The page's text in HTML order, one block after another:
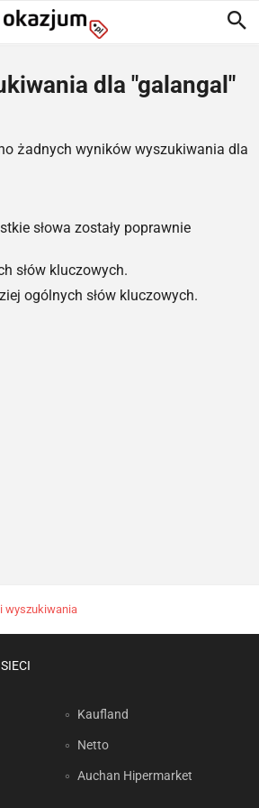
dla "galangal"
żadnych wyników wyszukiwania dla
słowa zostały poprawnie
słów kluczowych.
ogólnych słów kluczowych.
wyszukiwania
Kaufland
Netto
Auchan Hipermarket